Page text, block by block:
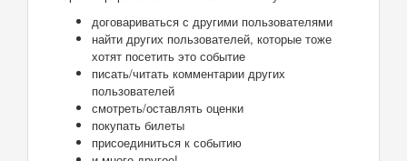
договариваться с другими пользователями
найти других пользователей, которые тоже
хотят посетить это событие
писать/читать комментарии других
пользователей
смотреть/оставлять оценки
покупать билеты
присоединиться к событию